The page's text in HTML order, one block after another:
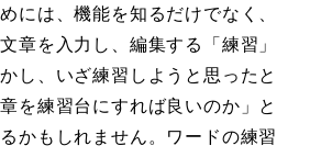
には、機能を知るだけでなく、
章を入力し、編集する「練習」
し、いざ練習しようと思ったと
を練習台にすれば良いのか」と
かもしれません。ワードの練習